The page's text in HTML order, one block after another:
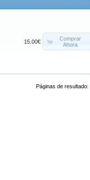
15.00€
Comprar
Ahora
Páginas de resultado: